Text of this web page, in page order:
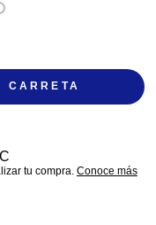
CARRETA
tu compra. Conoce más